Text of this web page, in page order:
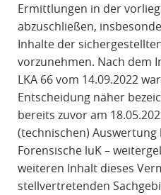
Ermittlungen in der
abzuschließen,
Inhalte der
vorzunehmen. Nach dem
LKA 66 vom 14.09.2022
Entscheidung näher
bereits zuvor am
(technischen) Auswertung
Forensische luK –
weiteren Inhalt dieses
stellvertretenden